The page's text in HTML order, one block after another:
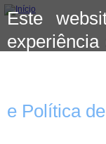
Este
aceitar o
mais
e Política